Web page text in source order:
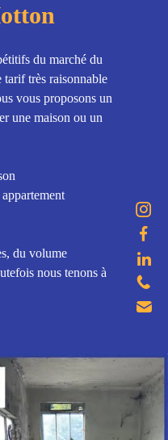
du marché du
très raisonnable
vous proposons un
une maison ou un
du volume
nous tenons à